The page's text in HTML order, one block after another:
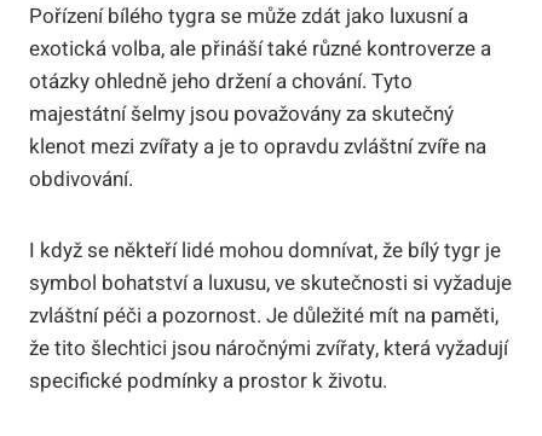
Pořízení bílého tygra se může ⁢zdát jako luxusní a
exotická volba, ⁢ale přináší také různé kontroverze a
otázky ohledně jeho držení a chování. Tyto
majestátní šelmy jsou považovány za skutečný
klenot mezi⁤ zvířaty ​a je to ​opravdu zvláštní zvíře na
obdivování.
I když se někteří lidé‌ mohou domnívat, že bílý tygr je
symbol bohatství a‌ luxusu, ve skutečnosti si vyžaduje
zvláštní péči ‌a pozornost. Je důležité mít na paměti,
že ​tito šlechtici jsou náročnými zvířaty, která⁤ vyžadují
specifické podmínky a prostor k životu.